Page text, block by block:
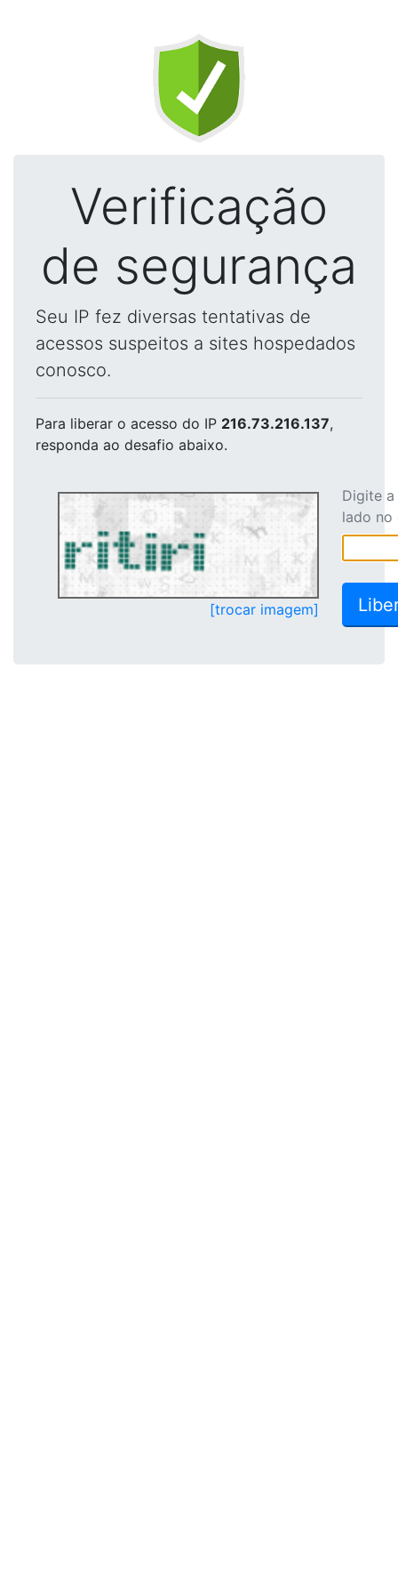
Verificação
de segurança
Seu IP fez diversas tentativas de
acessos suspeitos a sites hospedados
conosco.
Para liberar o acesso do IP 216.73.216.137,
responda ao desafio abaixo.
[trocar imagem]
Digite
lado no